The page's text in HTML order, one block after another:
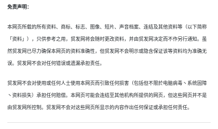
免责声明：
本网页所载的所有资料、商标、标志、图像、短片、声音档案、连结及其他资料等（以下简称
「资料」），只供参考之用，贸发网将会随时更改资料，并由贸发网决定而不作另行通知。虽
然贸发网已尽力确保本网页的资料准确性，但贸发网不会明示或隐含保证该等资料均为准确无
误。贸发网不会对任何错误或遗漏承担责任。
贸发网不会对使用或任何人士使用本网页而引致任何损害（包括但不限於电脑病毒丶系统固障
丶资料损失）承担任何赔偿。本网页可能会连结至其他机构所提供的网页，但这些网页并不是
由贸发网所控制。贸发网不会对这些网页所显示的内容作出任何保证或承担任何责任。